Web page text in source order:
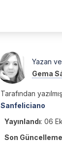
Yazan
Gema
Tarafından
Sanfeliciano
Yayınlandı: 06
Son